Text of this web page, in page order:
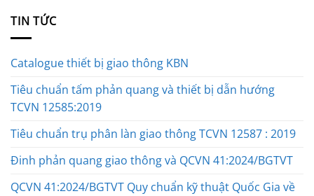
TIN TỨC
Catalogue thiết bị giao thông KBN
Tiêu chuẩn tấm phản quang và thiết bị dẫn hướng
TCVN 12585:2019
Tiêu chuẩn trụ phân làn giao thông TCVN 12587 : 2019
Đinh phản quang giao thông và QCVN 41:2024/BGTVT
QCVN 41:2024/BGTVT Quy chuẩn kỹ thuật Quốc Gia về